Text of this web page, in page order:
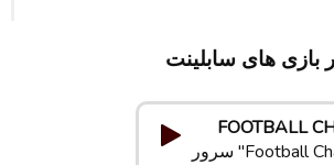
FOOTBALL